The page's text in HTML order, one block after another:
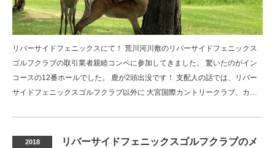
リバーサイドフェニックスにて！ 荒川河川敷のリバーサイドフェニックス
ゴルフクラブの取引業者親睦コンペに参加してきました。 驚いたのがイン
コースの12番ホールでした。 鹿が2頭出没です！ 支配人の話では、リバー
サイドフェニックスゴルフクラブ以外に 大宮国際カントリークラブ、カ…
2018
リバーサイドフェニックスゴルフクラブのメ